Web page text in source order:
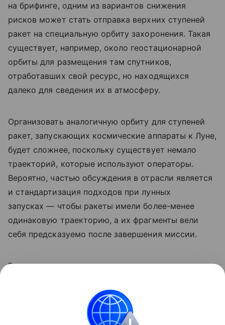
на брифинге, одним из вариантов снижения
рисков может стать отправка верхних ступеней
ракет на специальную орбиту захоронения. Такая
существует, например, около геостационарной
орбиты для размещения там спутников,
отработавших свой ресурс, но находящихся
далеко для сведения их в атмосферу.
Организовать аналогичную орбиту для ступеней
ракет, запускающих космические аппараты к Луне,
будет сложнее, поскольку существует немало
траекторий, которые используют операторы.
Вероятно, частью обсуждения в отрасли является
и стандартизация подходов при лунных
запусках — чтобы ракеты имели более-менее
одинаковую траекторию, а их фрагменты вели
себя предсказуемо после завершения миссии.
Ранее мырассказывалио предложении
астронавтов «Артемиды-3» на Луну.